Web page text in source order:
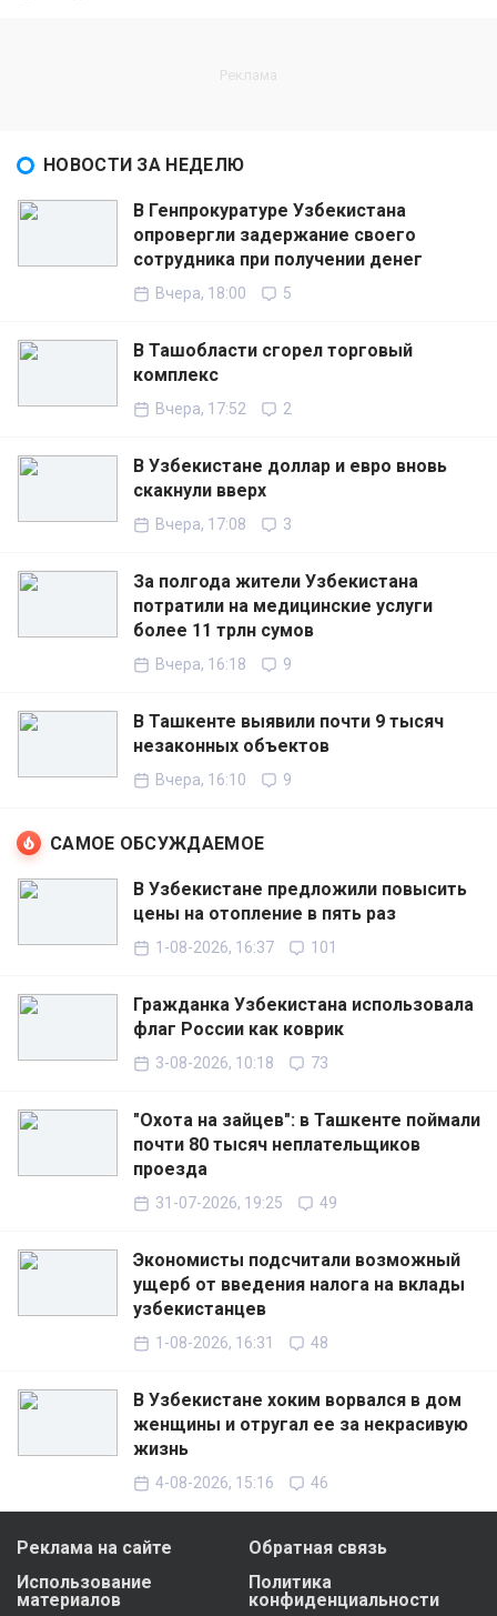
НОВОСТИ ЗА НЕДЕЛЮ
В Генпрокуратуре Узбекистана
опровергли задержание своего
сотрудника при получении денег
Вчера, 18:00 5
В Ташобласти сгорел торговый
комплекс
Вчера, 17:52 2
В Узбекистане доллар и евро вновь
скакнули вверх
Вчера, 17:08 3
За полгода жители Узбекистана
потратили на медицинские услуги
более 11 трлн сумов
Вчера, 16:18 9
В Ташкенте выявили почти 9 тысяч
незаконных объектов
Вчера, 16:10 9
САМОЕ ОБСУЖДАЕМОЕ
В Узбекистане предложили повысить
цены на отопление в пять раз
1-08-2026, 16:37 101
Гражданка Узбекистана использовала
флаг России как коврик
3-08-2026, 10:18 73
"Охота на зайцев": в Ташкенте поймали
почти 80 тысяч неплательщиков
проезда
31-07-2026, 19:25 49
Экономисты подсчитали возможный
ущерб от введения налога на вклады
узбекистанцев
1-08-2026, 16:31 48
В Узбекистане хоким ворвался в дом
женщины и отругал ее за некрасивую
жизнь
4-08-2026, 15:16 46
Реклама на сайте
Обратная связь
Использование
материалов
Политика
конфиденциальности